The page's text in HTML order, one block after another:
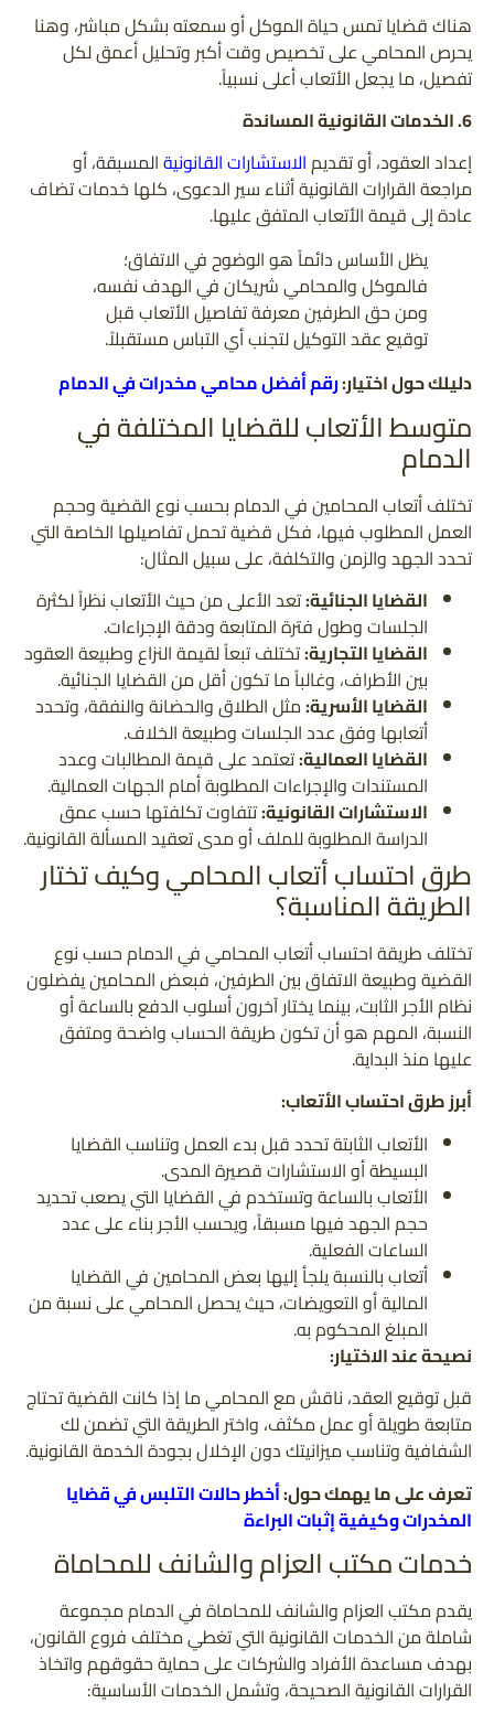
هناك قضايا تمس حياة الموكل أو سمعته بشكل مباشر، وهنا
يحرص المحامي على تخصيص وقت أكبر وتحليل أعمق لكل
تفصيل، ما يجعل الأتعاب أعلى نسبياً.
6. الخدمات القانونية المساندة
إعداد العقود، أو تقديمالاستشارات القانونيةالمسبقة،أو
مراجعة القرارات القانونية أثناء سير الدعوى، كلها خدمات تضاف
عادة إلى قيمة الأتعاب المتفق عليها.
يظل الأساس دائماً هو الوضوح في الاتفاق؛
فالموكل والمحامي شريكان في الهدف نفسه،
ومن حق الطرفين معرفة تفاصيل الأتعاب قبل
توقيع عقد التوكيل لتجنب أي التباس مستقبلاً.
دليلك حول اختيار:رقم أفضل محامي مخدرات في الدمام
متوسط الأتعاب للقضايا المختلفة في
الدمام
تختلف أتعاب المحامين في الدمام بحسب نوع القضية وحجم
العمل المطلوب فيها، فكل قضية تحمل تفاصيلها الخاصة التي
تحدد الجهد والزمن والتكلفة، على سبيل المثال:
القضايا الجنائية:تعد الأعلى من حيث الأتعاب نظراً لكثرة
الجلسات وطول فترة المتابعة ودقة الإجراءات.
القضايا التجارية:تختلف تبعاً لقيمة النزاع وطبيعة العقود
بين الأطراف، وغالباً ما تكون أقل من القضايا الجنائية.
القضايا الأسرية:مثل الطلاق والحضانة والنفقة، وتحدد
أتعابها وفق عدد الجلسات وطبيعة الخلاف.
القضايا العمالية:تعتمد على قيمة المطالبات وعدد
المستندات والإجراءات المطلوبة أمام الجهات العمالية.
الاستشارات القانونية:تتفاوت تكلفتها حسب عمق
الدراسة المطلوبة للملف أو مدى تعقيد المسألة القانونية.
طرق احتساب أتعاب المحامي وكيف تختار
الطريقة المناسبة؟
تختلف طريقة احتساب أتعاب المحامي في الدمام حسب نوع
القضية وطبيعة الاتفاق بين الطرفين، فبعض المحامين يفضلون
نظام الأجر الثابت، بينما يختار آخرون أسلوب الدفع بالساعة أو
النسبة، المهم هو أن تكون طريقة الحساب واضحة ومتفق
عليها منذ البداية.
أبرز طرق احتساب الأتعاب:
الأتعاب الثابتة تحدد قبل بدء العمل وتناسب القضايا
البسيطة أو الاستشارات قصيرة المدى.
الأتعاب بالساعة وتستخدم في القضايا التي يصعب تحديد
حجم الجهد فيها مسبقاً، ويحسب الأجر بناء على عدد
الساعات الفعلية.
أتعاب بالنسبة يلجأ إليها بعض المحامين في القضايا
المالية أو التعويضات، حيث يحصل المحامي على نسبة من
المبلغ المحكوم به.
نصيحة عند الاختيار:
قبل توقيع العقد، ناقش مع المحامي ما إذا كانت القضية تحتاج
متابعة طويلة أو عمل مكثف، واختر الطريقة التي تضمن لك
الشفافية وتناسب ميزانيتك دون الإخلال بجودة الخدمة القانونية.
تعرف على ما يهمك حول:أخطر حالات التلبس في قضايا
المخدرات وكيفية إثبات البراءة
خدمات مكتب العزام والشانف للمحاماة
يقدم مكتب العزام والشانف للمحاماة في الدمام مجموعة
شاملة من الخدمات القانونية التي تغطي مختلف فروع القانون،
بهدف مساعدة الأفراد والشركات على حماية حقوقهم واتخاذ
القرارات القانونية الصحيحة، وتشمل الخدمات الأساسية: